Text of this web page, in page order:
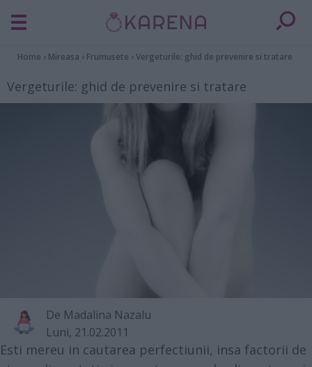
Home › Mireasa › Frumusete ›Vergeturile: ghid de prevenire si tratare
Vergeturile: ghid de prevenire si tratare
De Madalina Nazalu
Luni, 21.02.2011
Esti mereu in cautarea perfectiunii, insa factorii de